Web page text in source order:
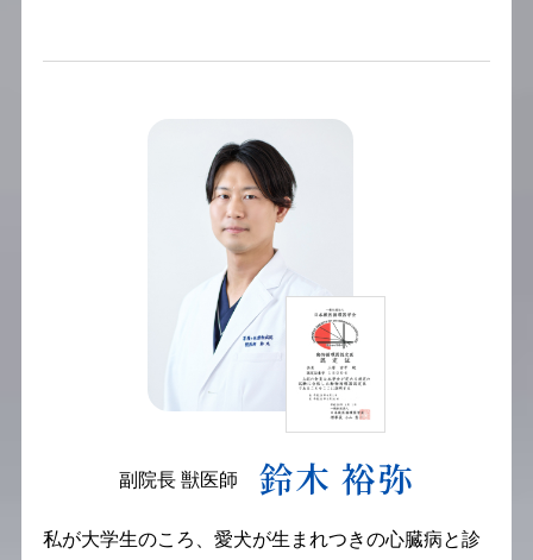
副院長 獣医師 鈴木 裕弥
私が大学生のころ、愛犬が生まれつきの心臓病と診